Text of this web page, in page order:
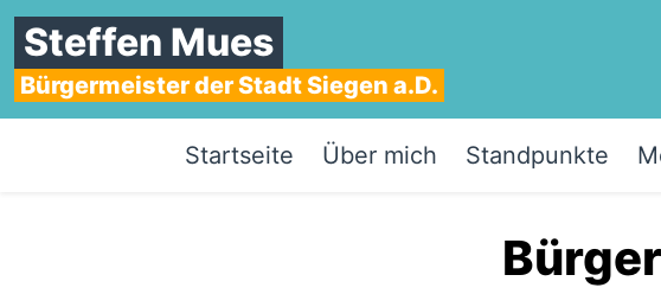
Steffen Mues
Bürgermeister der Stadt Siegen a.D.
Startseite Über mich Standpunkte